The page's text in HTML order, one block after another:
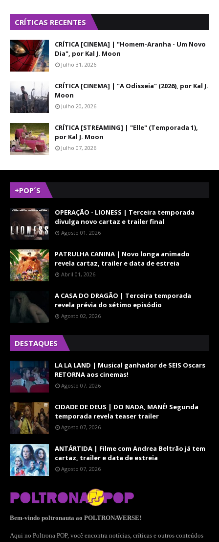
CRÍTICAS RECENTES
CRÍTICA [CINEMA] | "Homem-Aranha - Um Novo
Dia", por Kal J. Moon
Julho 31, 2026
CRÍTICA [CINEMA] | "A Odisseia" (2026), por Kal J.
Moon
Julho 20, 2026
CRÍTICA [STREAMING] | "Elle" (Temporada 1),
por Kal J. Moon
Julho 07, 2026
+POP´S
OPERAÇÃO - LIONESS | Terceira temporada
divulga novo cartaz e trailer final
Agosto 01, 2026
PATRULHA CANINA | Novo longa animado
revela cartaz, trailer e data de estreia
Abril 01, 2026
A CASA DO DRAGÃO | Terceira temporada
revela prévia do sétimo episódio
Agosto 02, 2026
DESTAQUES
LA LA LAND | Musical ganhador de SEIS Oscars
RETORNA aos cinemas!
Agosto 07, 2026
CIDADE DE DEUS | DO NADA, MANÉ! Segunda
temporada revela teaser trailer
Agosto 07, 2026
ANTÁRTIDA | Filme com Andrea Beltrão já tem
cartaz, trailer e data de estreia
Agosto 07, 2026
Bem-vindo poltronauta ao POLTRONAVERSE!
Aqui no Poltrona POP, você encontra notícias, críticas e outros conteúdos